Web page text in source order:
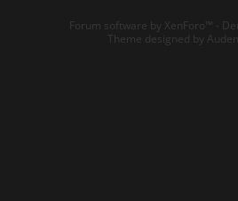
Forum software by XenForo™ -
Theme designed by